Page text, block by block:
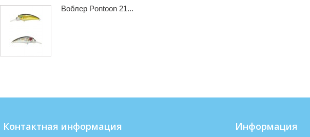
Воблер Pontoon 21...
Контактная информация Информация